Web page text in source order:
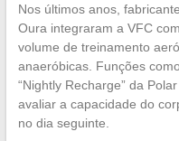
Nos últimos anos,
Oura integraram a VFC
volume de treinamento
anaeróbicas. Funções
“Nightly Recharge” da
avaliar a capacidade do
no dia seguinte.